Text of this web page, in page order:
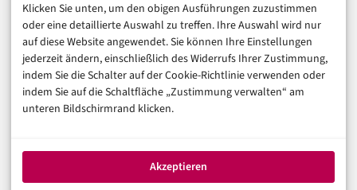
Klicken Sie unten, um den obigen Ausführungen zuzustimmen
oder eine detaillierte Auswahl zu treffen. Ihre Auswahl wird nur
auf diese Website angewendet. Sie können Ihre Einstellungen
jederzeit ändern, einschließlich des Widerrufs Ihrer Zustimmung,
indem Sie die Schalter auf der Cookie-Richtlinie verwenden oder
indem Sie auf die Schaltfläche „Zustimmung verwalten“ am
unteren Bildschirmrand klicken.
Akzeptieren
SICHERHEIT & RECHT
CYBERSECURITY
IOT
CPDLC-Schwachstellen: Wenn dem
digitalen Flugfunk Vertrauen fehlt